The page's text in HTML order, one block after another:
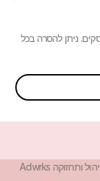
ניתן להסרה בכל
כל הזכויות שמורות למגזין עסקים InfoBiz © 2026 | ניהול ותחזוקה Adwrks